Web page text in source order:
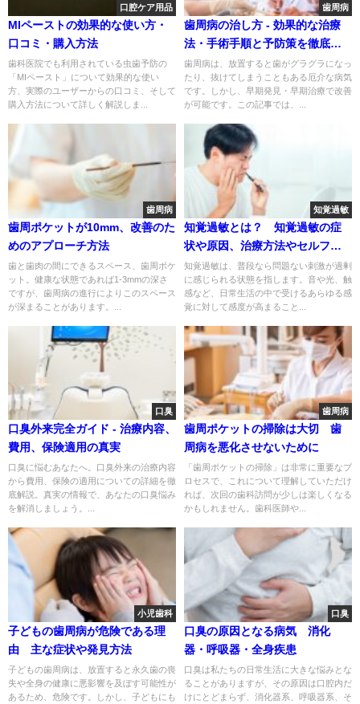
口腔ケア用品
MIペーストの効果的な使い方・
口コミ・購入方法
歯科医院でも利用されている虫歯予防の
「MIペースト」について効果的な使い
方、実際のユーザーからの口コミ、そして
購入方法について詳しく解説しま...
歯周病
歯周病の治し方 - 効果的な治療
法・手術手順と予防策を徹底解
説！
歯周病は、放置すると歯がグラグラになっ
たり、抜けてしまうこともある厄介な病気
です。しかし、早期発見・早期治療で改善
が可能です。この記事では、...
歯周病
歯周ポケットが10mm、改善のた
めのアプローチ方法
歯と歯肉の間にできるスペース、歯周ポケ
ット。健康な状態であれば1-3mmの深さ
ですが、歯周病の進行によりこのスペース
が深まることがあります。...
知覚過敏
知覚過敏とは？ 知覚過敏の症
状や原因、治療方法やセルフケ
ア
知覚過敏は、普段なら問題ない刺激が過剰
に感じられる状態を指します。音や光、触
感など、日常生活の中で受けるあらゆる感
覚に対して感度が高まること...
口臭
口臭外来完全ガイド - 治療内容、
費用、保険適用の真実
口臭に悩むあなたへ。口臭外来の治療内容
から費用、保険の適用についての詳細を徹
底解説。真実の情報で、あなたの口臭悩み
を解消しましょう。...
歯周病
歯周ポケットの掃除は大切 歯
周病を悪化させないために
「歯周ポケットの掃除」は非常に重要なプ
ロセスで、これについて理解していただけ
れば、次回の歯科訪問が少しは楽しくなる
かもしれません。歯科医師や...
小児歯科
子どもの歯周病が危険である理
由 主な症状や発見方法
子どもの歯周病は、放置すると永久歯の喪
失や全身の健康に悪影響を及ぼす可能性が
あるため、危険です。しかし、子どもにも
口臭
口臭の原因となる病気 消化
器・呼吸器・全身疾患
口臭は私たちの日常生活に大きな悩みとな
ることがありますが、その原因は口腔内だ
けにとどまらず、消化器系、呼吸器系、そ